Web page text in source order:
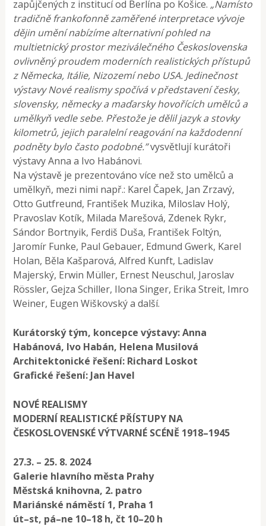
zapůjčených z institucí od Berlína po Košice. „Namísto
tradičně frankofonně zaměřené interpretace vývoje
dějin umění nabízíme alternativní pohled na
multietnický prostor meziválečného Československa
ovlivněný proudem moderních realistických přístupů
z Německa, Itálie, Nizozemí nebo USA. Jedinečnost
výstavy Nové realismy spočívá v představení česky,
slovensky, německy a maďarsky hovořících umělců a
umělkyň vedle sebe. Přestože je dělil jazyk a stovky
kilometrů, jejich paralelní reagování na každodenní
podněty bylo často podobné.”vysvětlují kurátoři
výstavy Anna a Ivo Habánovi.
Na výstavě je prezentováno více než sto umělců a
umělkyň, mezi nimi např.: Karel Čapek, Jan Zrzavý,
Otto Gutfreund, František Muzika, Miloslav Holý,
Pravoslav Kotík, Milada Marešová, Zdenek Rykr,
Sándor Bortnyik, Ferdiš Duša, František Foltýn,
Jaromír Funke, Paul Gebauer, Edmund Gwerk, Karel
Holan, Běla Kašparová, Alfred Kunft, Ladislav
Majerský, Erwin Müller, Ernest Neuschul, Jaroslav
Rössler, Gejza Schiller, Ilona Singer, Erika Streit, Imro
Weiner, Eugen Wiškovský a další.
Kurátorský tým, koncepce výstavy: Anna
Habánová, Ivo Habán, Helena Musilová
Architektonické řešení: Richard Loskot
Grafické řešení: Jan Havel
NOVÉ REALISMY
MODERNÍ REALISTICKÉ PŘÍSTUPY NA
ČESKOSLOVENSKÉ VÝTVARNÉ SCÉNĚ 1918–1945
27.3. – 25. 8. 2024
Galerie hlavního města Prahy
Městská knihovna, 2. patro
Mariánské náměstí 1, Praha 1
út–st, pá–ne 10–18 h, čt 10–20 h